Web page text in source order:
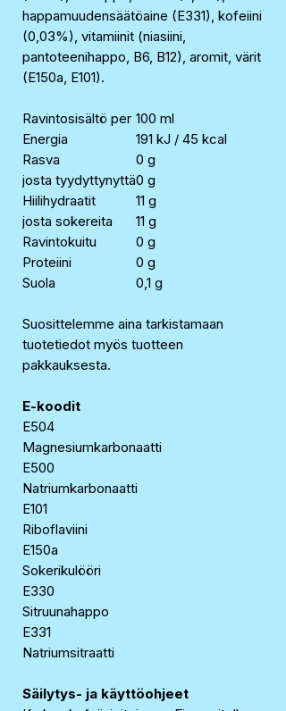
happamuudensäätöaine (E331), kofeiini
(0,03%), vitamiinit (niasiini,
pantoteenihappo, B6, B12), aromit, värit
(E150a, E101).
Ravintosisältö per 100 ml
Energia
191 kJ / 45 kcal
Rasva
0 g
josta tyydyttynyttä0 g
Hiilihydraatit
11 g
josta sokereita
11 g
Ravintokuitu
0 g
Proteiini
0 g
Suola
0,1 g
Suosittelemme aina tarkistamaan
tuotetiedot myös tuotteen
pakkauksesta.
E-koodit
E504
Magnesiumkarbonaatti
E500
Natriumkarbonaatti
E101
Riboflaviini
E150a
Sokerikulööri
E330
Sitruunahappo
E331
Natriumsitraatti
Säilytys- ja käyttöohjeet